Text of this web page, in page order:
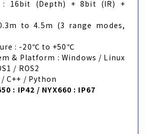
: 16bit (Depth) + 8bit (IR) +
to 4.5m (3 range modes,
: -20℃ to +50℃
& Platform : Windows / Linux
/ ROS2
C++ / Python
: IP42 / NYX660 : IP67